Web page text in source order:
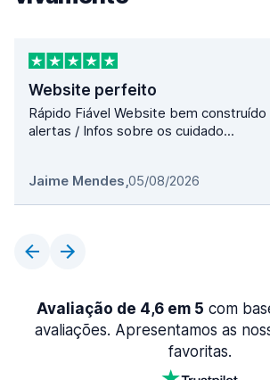
Website perfeito
Rápido Fiável Website bem construído com todos os
alertas / Infos sobre os cuidado...
Jaime Mendes,05/08/2026
Avaliação de 4,6 em 5 com
avaliações. Apresentamos as
favoritas.